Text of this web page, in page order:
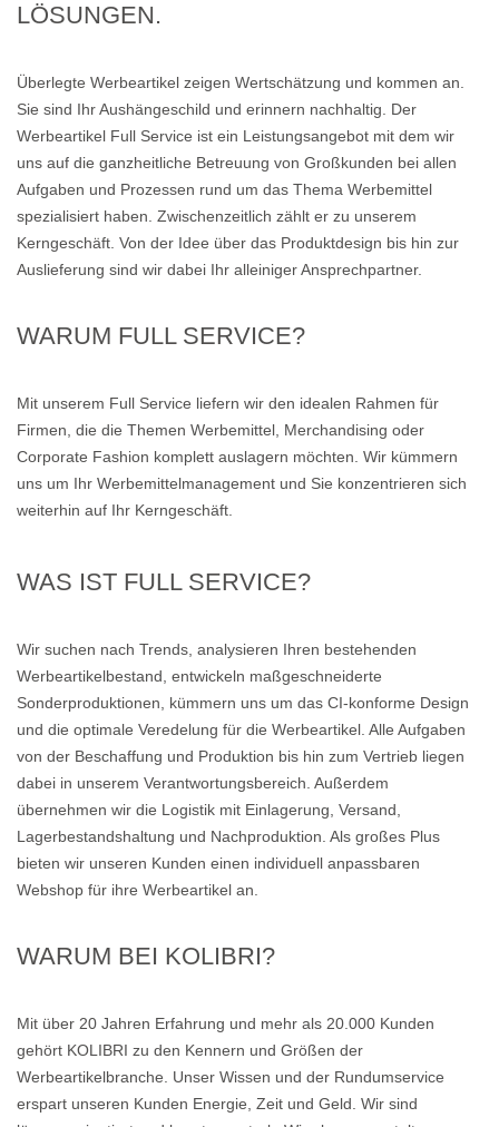
LÖSUNGEN.
Überlegte Werbeartikel zeigen Wertschätzung und kommen an.
Sie sind Ihr Aushängeschild und erinnern nachhaltig. Der
Werbeartikel Full Service ist ein Leistungsangebot mit dem wir
uns auf die ganzheitliche Betreuung von Großkunden bei allen
Aufgaben und Prozessen rund um das Thema Werbemittel
spezialisiert haben. Zwischenzeitlich zählt er zu unserem
Kerngeschäft. Von der Idee über das Produktdesign bis hin zur
Auslieferung sind wir dabei Ihr alleiniger Ansprechpartner.
WARUM FULL SERVICE?
Mit unserem Full Service liefern wir den idealen Rahmen für
Firmen, die die Themen Werbemittel, Merchandising oder
Corporate Fashion komplett auslagern möchten. Wir kümmern
uns um Ihr Werbemittelmanagement und Sie konzentrieren sich
weiterhin auf Ihr Kerngeschäft.
WAS IST FULL SERVICE?
Wir suchen nach Trends, analysieren Ihren bestehenden
Werbeartikelbestand, entwickeln maßgeschneiderte
Sonderproduktionen, kümmern uns um das CI-konforme Design
und die optimale Veredelung für die Werbeartikel. Alle Aufgaben
von der Beschaffung und Produktion bis hin zum Vertrieb liegen
dabei in unserem Verantwortungsbereich. Außerdem
übernehmen wir die Logistik mit Einlagerung, Versand,
Lagerbestandshaltung und Nachproduktion. Als großes Plus
bieten wir unseren Kunden einen individuell anpassbaren
Webshop für ihre Werbeartikel an.
WARUM BEI KOLIBRI?
Mit über 20 Jahren Erfahrung und mehr als 20.000 Kunden
gehört KOLIBRI zu den Kennern und Größen der
Werbeartikelbranche. Unser Wissen und der Rundumservice
erspart unseren Kunden Energie, Zeit und Geld. Wir sind